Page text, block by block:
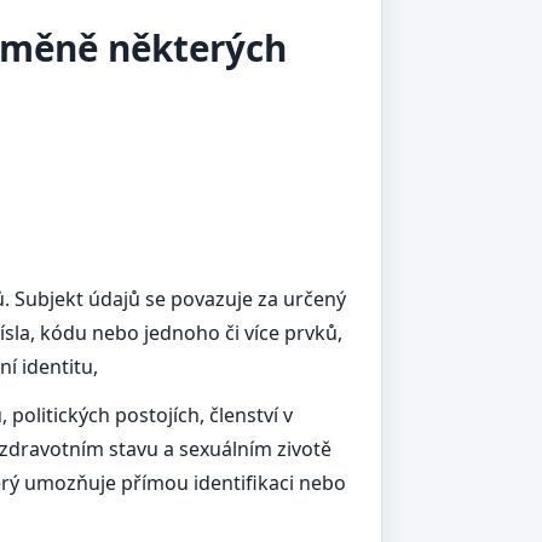
některých
údajů se povazuje za určený
kódu nebo jednoho či více prvků,
identitu,
politických postojích, členství v
stavu a sexuálním zivotě
umozňuje přímou identifikaci nebo